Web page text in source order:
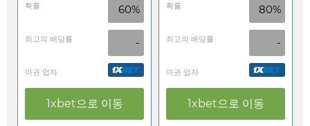
확률 60%
최고의 배당률 -
마권 업자
1xbet으로 이동
확률 80%
최고의 배당률 -
마권 업자
1xbet으로 이동